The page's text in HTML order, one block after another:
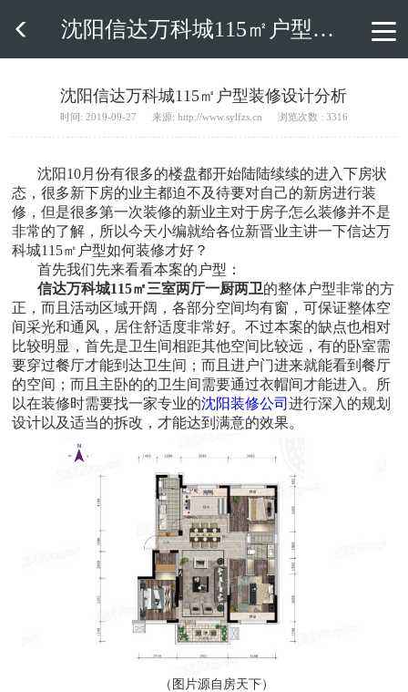
 沈阳信达万科城115㎡户型装修设计分析
沈阳信达万科城115㎡户型装修设计分析
时间: 2019-09-27 来源: http://www.sylfzs.cn 浏览次数 : 3316
沈阳10月份有很多的楼盘都开始陆陆续续的进入下房状
态，很多新下房的业主都迫不及待要对自己的新房进行装
修，但是很多第一次装修的新业主对于房子怎么装修并不是
非常的了解，所以今天小编就给各位新晋业主讲一下信达万
科城115㎡户型如何装修才好？
首先我们先来看看本案的户型：
信达万科城115㎡三室两厅一厨两卫的整体户型非常的方
正，而且活动区域开阔，各部分空间均有窗，可保证整体空
间采光和通风，居住舒适度非常好。不过本案的缺点也相对
比较明显，首先是卫生间相距其他空间比较远，有的卧室需
要穿过餐厅才能到达卫生间；而且进户门进来就能看到餐厅
的空间；而且主卧的的卫生间需要通过衣帽间才能进入。所
以在装修时需要找一家专业的沈阳装修公司进行深入的规划
设计以及适当的拆改，才能达到满意的效果。
（图片源自房天下）